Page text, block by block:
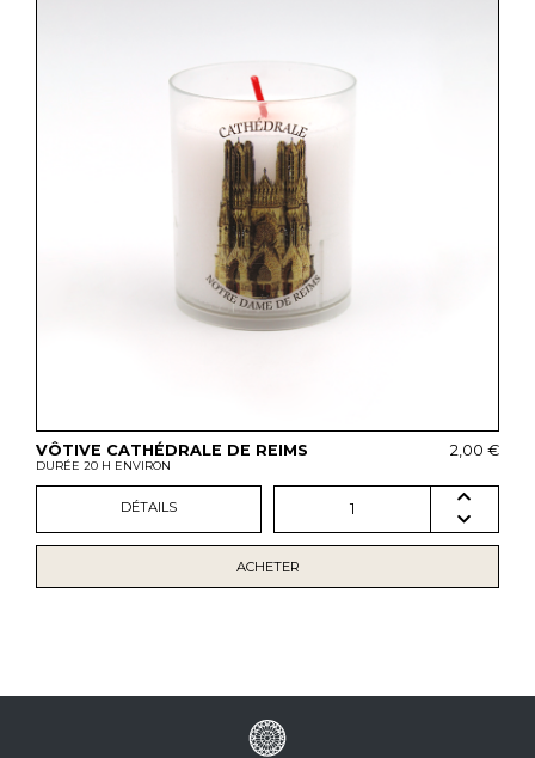
VÔTIVE CATHÉDRALE DE REIMS
DURÉE 20 H ENVIRON
2,00 €
DÉTAILS 1
ACHETER